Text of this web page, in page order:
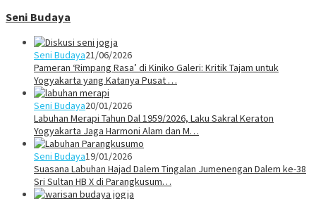
Seni Budaya
Seni Budaya21/06/2026
Pameran ‘Rimpang Rasa’ di Kiniko Galeri: Kritik Tajam untuk
Yogyakarta yang Katanya Pusat …
Seni Budaya20/01/2026
Labuhan Merapi Tahun Dal 1959/2026, Laku Sakral Keraton
Yogyakarta Jaga Harmoni Alam dan M…
Seni Budaya19/01/2026
Suasana Labuhan Hajad Dalem Tingalan Jumenengan Dalem ke-38
Sri Sultan HB X di Parangkusum…